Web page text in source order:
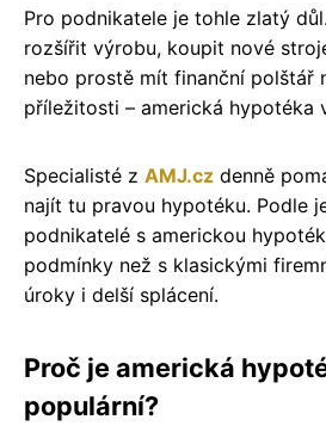
Pro podnikatele je tohle zlatý
rozšířit výrobu, koupit nové
nebo prostě mít finanční polštář
příležitosti – americká hypotéka
Specialisté z AMJ.cz denně
najít tu pravou hypotéku. Podle
podnikatelé s americkou
podmínky než s klasickými
úroky i delší splácení.
Proč je americká
populární?